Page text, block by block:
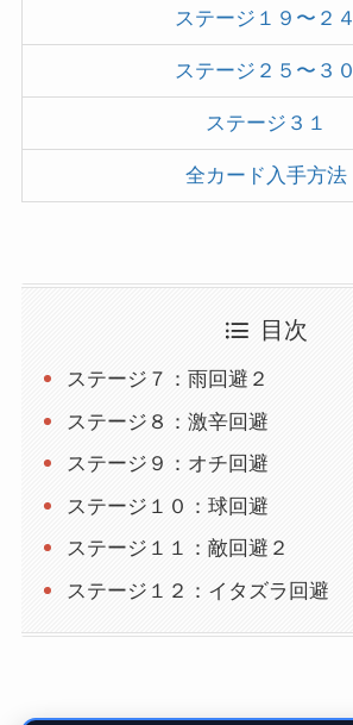
ステージ１９〜２４
ステージ２５〜３０
ステージ３１
全カード入手方法
目次
ステージ７：雨回避２
ステージ８：激辛回避
ステージ９：オチ回避
ステージ１０：球回避
ステージ１１：敵回避２
ステージ１２：イタズラ回避